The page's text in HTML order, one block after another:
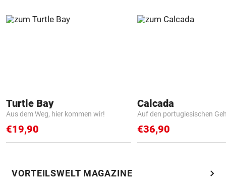
Turtle Bay
Aus dem Weg, hier kommen wir!
€19,90
Calcada
Auf den portugiesischen
€36,90
VORTEILSWELT MAGAZINE chevron_right